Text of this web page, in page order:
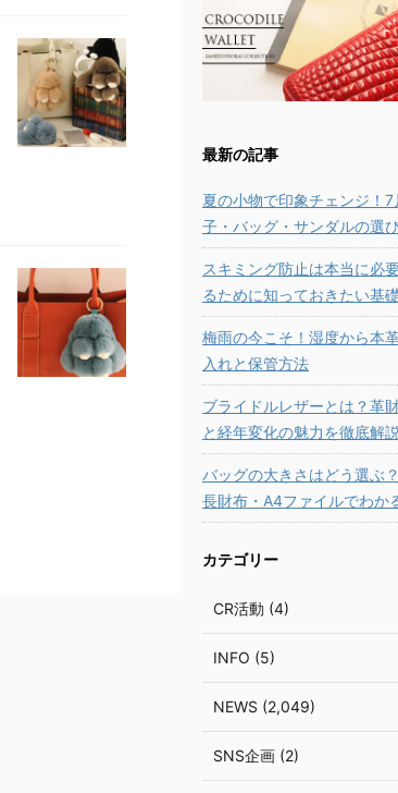
最新の記事
夏の小物で印象チェンジ！
子・バッグ・サンダルの選
スキミング防止は本当に必
るために知っておきたい基
梅雨の今こそ！湿度から本
入れと保管方法
ブライドルレザーとは？革
と経年変化の魅力を徹底解説
バッグの大きさはどう選ぶ
長財布・A4ファイルでわか
カテゴリー
CR活動 (4)
INFO (5)
NEWS (2,049)
SNS企画 (2)